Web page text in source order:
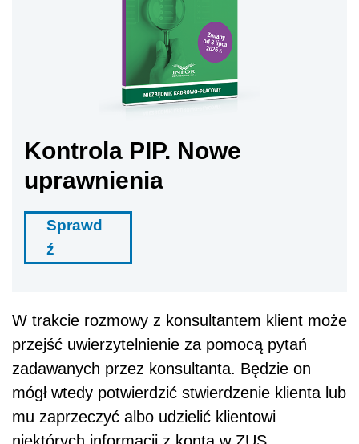
Kontrola PIP. Nowe
uprawnienia
Sprawd
ź
W trakcie rozmowy z konsultantem klient może
przejść uwierzytelnienie za pomocą pytań
zadawanych przez konsultanta. Będzie on
mógł wtedy potwierdzić stwierdzenie klienta lub
mu zaprzeczyć albo udzielić klientowi